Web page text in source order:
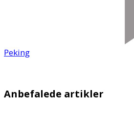
Peking
Anbefalede artikler